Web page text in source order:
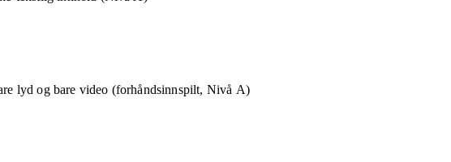
lyd og bare video (forhåndsinnspilt, Nivå A)